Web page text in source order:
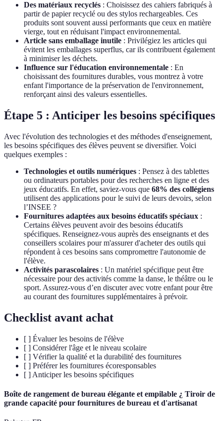
Des matériaux recyclés : Choisissez des cahiers fabriqués à
partir de papier recyclé ou des stylos rechargeables. Ces
produits sont souvent aussi performants que ceux en matière
vierge, tout en réduisant l'impact environnemental.
Article sans emballage inutile : Privilégiez les articles qui
évitent les emballages superflus, car ils contribuent également
à minimiser les déchets.
Influence sur l'éducation environnementale : En
choisissant des fournitures durables, vous montrez à votre
enfant l'importance de la préservation de l'environnement,
renforçant ainsi des valeurs essentielles.
Étape 5 : Anticiper les besoins spécifiques
Avec l'évolution des technologies et des méthodes d'enseignement,
les besoins spécifiques des élèves peuvent se diversifier. Voici
quelques exemples :
Technologies et outils numériques : Pensez à des tablettes
ou ordinateurs portables pour des recherches en ligne et des
jeux éducatifs. En effet, saviez-vous que 68% des collégiens
utilisent des applications pour le suivi de leurs devoirs, selon
l’INSEE ?
Fournitures adaptées aux besoins éducatifs spéciaux :
Certains élèves peuvent avoir des besoins éducatifs
spécifiques. Renseignez-vous auprès des enseignants et des
conseillers scolaires pour m'assurer d'acheter des outils qui
répondent à ces besoins sans compromettre l'autonomie de
l'élève.
Activités parascolaires : Un matériel spécifique peut être
nécessaire pour des activités comme la danse, le théâtre ou le
sport. Assurez-vous d’en discuter avec votre enfant pour être
au courant des fournitures supplémentaires à prévoir.
Checklist avant achat
[ ] Évaluer les besoins de l'élève
[ ] Considérer l'âge et le niveau scolaire
[ ] Vérifier la qualité et la durabilité des fournitures
[ ] Préférer les fournitures écoresponsables
[ ] Anticiper les besoins spécifiques
Boîte de rangement de bureau élégante et empilable ¿ Tiroir de
grande capacité pour fournitures de bureau et d'artisanat